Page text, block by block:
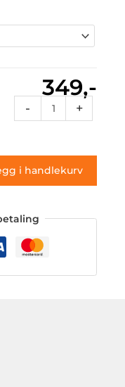
349,-
-
20
antall
+
i handlekurv